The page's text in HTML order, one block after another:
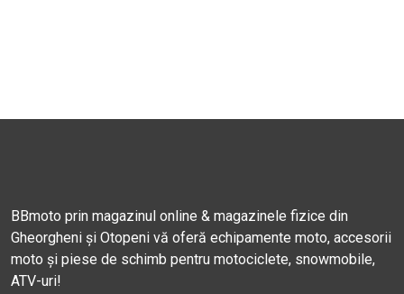
BBmoto prin magazinul online & magazinele fizice din
Gheorgheni și Otopeni vă oferă echipamente moto, accesorii
moto și piese de schimb pentru motociclete, snowmobile,
ATV-uri!